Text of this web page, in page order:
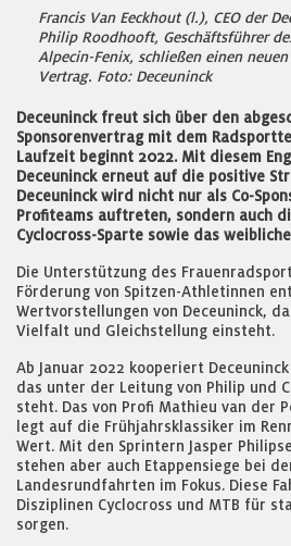
Francis Van Eeckhout (l.), CEO der
Philip Roodhooft, Geschäftsführer
Alpecin-Fenix, schließen einen
Vertrag. Foto: Deceuninck
Deceuninck freut sich über den
Sponsorenvertrag mit dem
Laufzeit beginnt 2022. Mit diesem
Deceuninck erneut auf die positive
Deceuninck wird nicht nur als Co-
Profiteams auftreten, sondern auch
Cyclocross-Sparte sowie das
Die Unterstützung des
Förderung von Spitzen-Athletinnen
Wertvorstellungen von Deceuninck,
Vielfalt und Gleichstellung einsteht.
Ab Januar 2022 kooperiert
das unter der Leitung von Philip und
steht. Das von Profi Mathieu van der
legt auf die Frühjahrsklassiker im
Wert. Mit den Sprintern Jasper
stehen aber auch Etappensiege bei
Landesrundfahrten im Fokus. Diese
Disziplinen Cyclocross und MTB für
sorgen.